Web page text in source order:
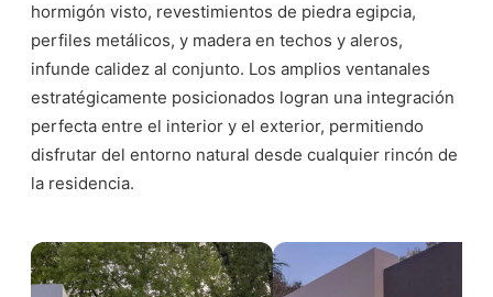
hormigón visto, revestimientos de piedra egipcia,
perfiles metálicos, y madera en techos y aleros,
infunde calidez al conjunto. Los amplios ventanales
estratégicamente posicionados logran una integración
perfecta entre el interior y el exterior, permitiendo
disfrutar del entorno natural desde cualquier rincón de
la residencia.